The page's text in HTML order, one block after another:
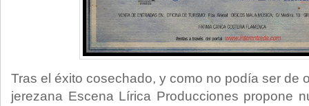
Tras el éxito cosechado, y como no podía ser de
jerezana Escena Lírica Producciones propone